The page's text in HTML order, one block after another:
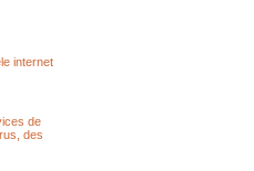
internet
de
des